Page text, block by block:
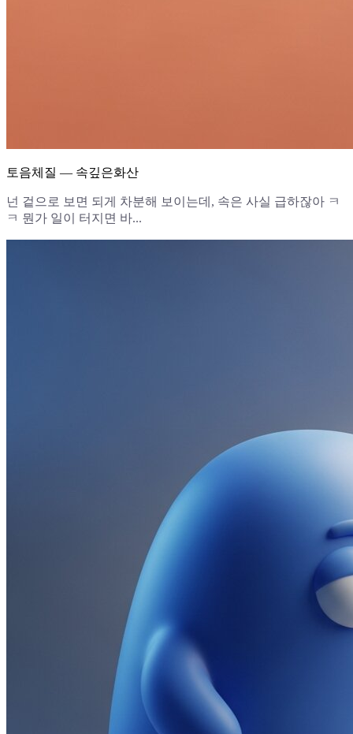
토음체질 — 속깊은화산
넌 겉으로 보면 되게 차분해 보이는데, 속은 사실 급하잖아 ㅋ
ㅋ 뭔가 일이 터지면 바...